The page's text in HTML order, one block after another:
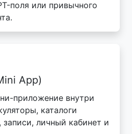
поля или привычного
App)
приложение внутри
каталоги
записи, личный кабинет и